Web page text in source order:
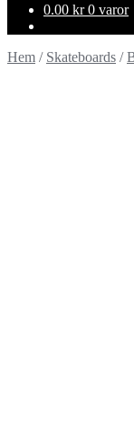
0.00 kr 0 varor
Hem / Skateboards /